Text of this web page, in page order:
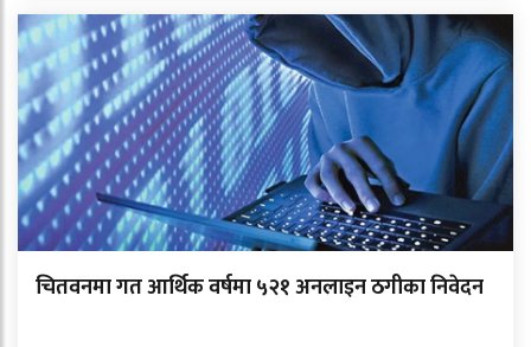
चितवनमा गत आर्थिक वर्षमा ५२१ अनलाइन ठगीका निवेदन